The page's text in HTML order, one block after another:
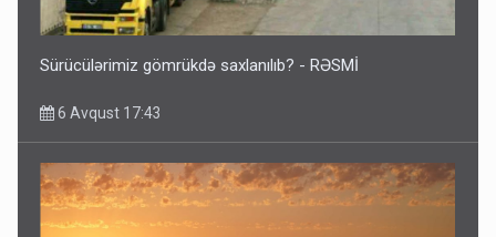
Sürücülərimiz gömrükdə saxlanılıb? - RƏSMİ
6 Avqust 17:43